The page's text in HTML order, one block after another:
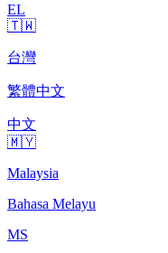
EL
🇹🇼
台灣
繁體中文
中文
🇲🇾
Malaysia
Bahasa Melayu
MS